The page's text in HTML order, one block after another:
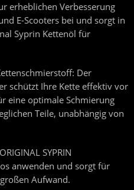
erheblichen Verbesserung
E-Scooters bei und sorgt in
Syprin Kettenöl für
Der
schützt Ihre Kette effektiv vor
eine optimale Schmierung
Teile, unabhängig von
SYPRIN
anwenden und sorgt für
Aufwand.